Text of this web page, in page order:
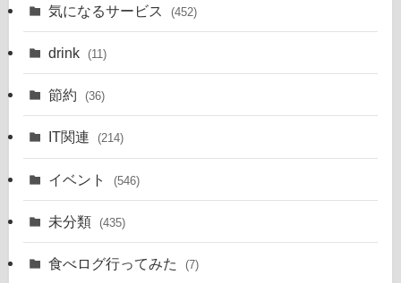
気になるサービス (452)
drink (11)
節約 (36)
IT関連 (214)
イベント (546)
未分類 (435)
食べログ行ってみた (7)